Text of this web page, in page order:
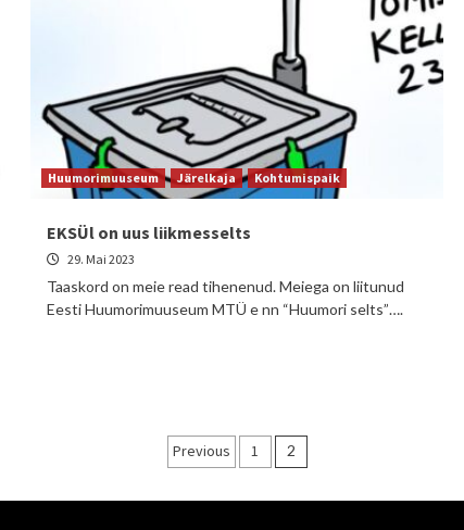
Huumorimuuseum Järelkaja Kohtumispaik
EKSÜl on uus liikmesselts
29. Mai 2023
Taaskord on meie read tihenenud. Meiega on liitunud
Eesti Huumorimuuseum MTÜ e nn “Huumori selts”….
Posts
Previous 1 2